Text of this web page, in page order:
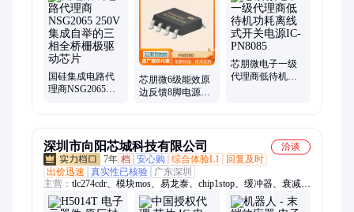
器、电机驱动IC、电源IC、快充协议IC、无线充IC、升降压IC、
芯朋微代理商、比亚迪代理商、国硅集成代理商、英集芯代理
商、IGBT模块
国硅集成电路代
理商NSG2065
芯朋微6级能效原
边反馈8脚电源控
芯朋微电子一级
代理商低待机功
深圳市向阳芯城科技有限公司
洽谈
7年 档 安心购 综合体验L1
回复及时
出价迅速
真实性已核验
广东深圳
主营： tlc274cdr、模块mos、易龙泰、chip1stop、缓冲器、衰减
器、放大器、制pcb板、传感器、国内pcb、多层pcb、